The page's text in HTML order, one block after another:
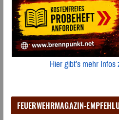
Hier gibt’s mehr
FEUERWEHRMAGAZIN-